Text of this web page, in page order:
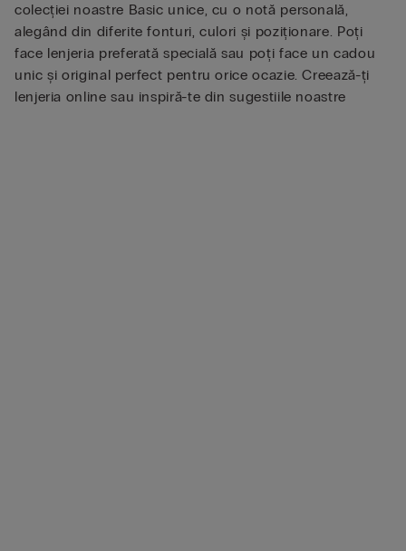
colecției noastre Basic unice, cu o notă personală,
alegând din diferite fonturi, culori și poziționare. Poți
face lenjeria preferată specială sau poți face un cadou
unic și original perfect pentru orice ocazie. Creează-ți
lenjeria online sau inspiră-te din sugestiile noastre